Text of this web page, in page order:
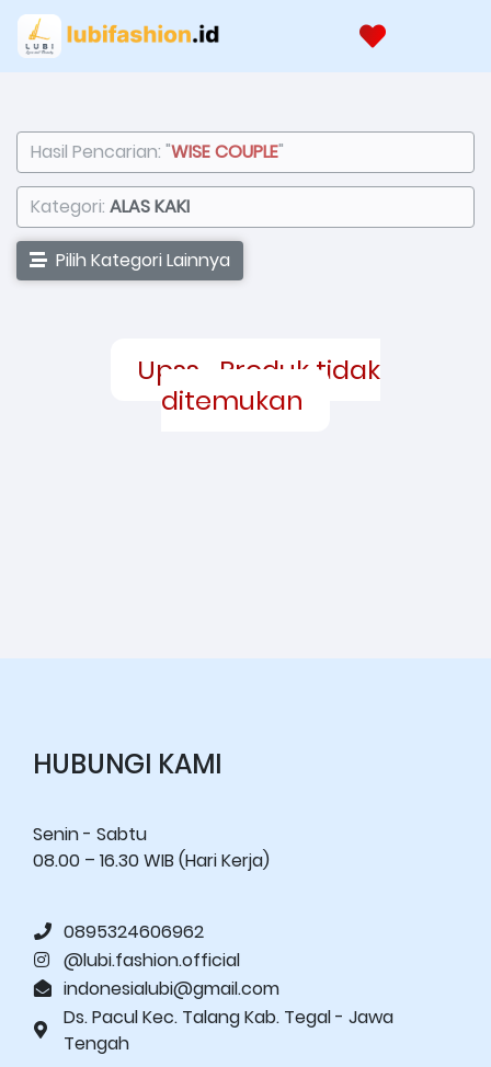
Hasil Pencarian: "WISE COUPLE"
Kategori: ALAS KAKI
Pilih Kategori Lainnya
Upss... Produk tidak
ditemukan
HUBUNGI KAMI
Senin - Sabtu
08.00 – 16.30 WIB (Hari Kerja)
0895324606962
@lubi.fashion.official
indonesialubi@gmail.com
Ds. Pacul Kec. Talang Kab. Tegal - Jawa
Tengah